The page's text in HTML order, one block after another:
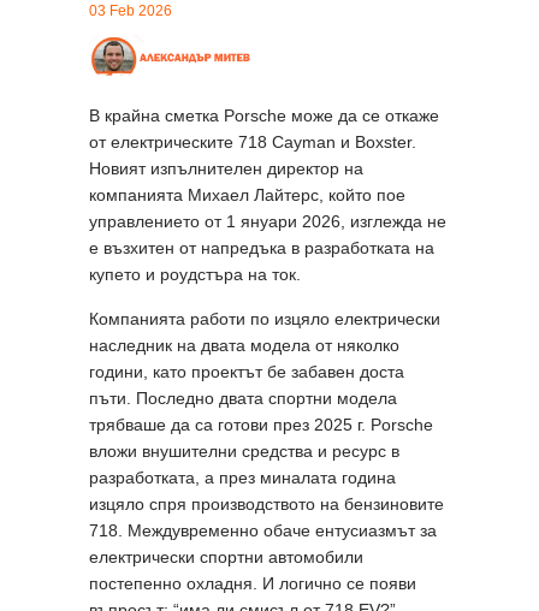
03 Feb 2026
В крайна сметка Porsche може да се откаже
от електрическите 718 Cayman и Boxster.
Новият изпълнителен директор на
компанията Михаел Лайтерс, който пое
управлението от 1 януари 2026, изглежда не
е възхитен от напредъка в разработката на
купето и роудстъра на ток.
Компанията работи по изцяло електрически
наследник на двата модела от няколко
години, като проектът бе забавен доста
пъти. Последно двата спортни модела
трябваше да са готови през 2025 г. Porsche
вложи внушителни средства и ресурс в
разработката, а през миналата година
изцяло спря производството на бензиновите
718. Междувременно обаче ентусиазмът за
електрически спортни автомобили
постепенно охладня. И логично се появи